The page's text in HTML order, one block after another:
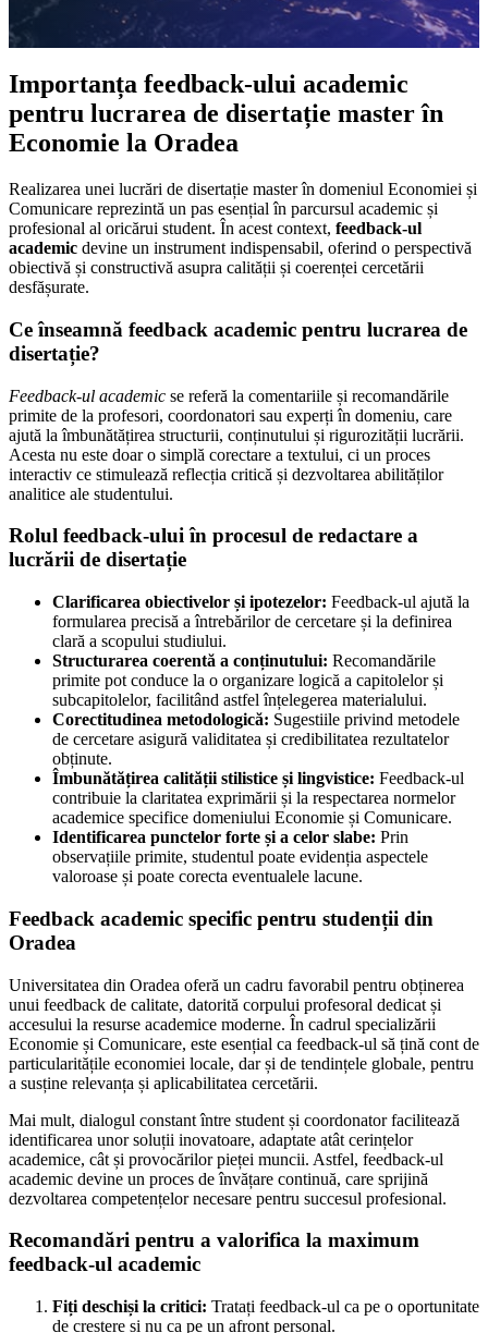
Importanța feedback-ului academic
pentru lucrarea de disertație master în
Economie la Oradea
Realizarea unei lucrări de disertație master în domeniul Economiei și
Comunicare reprezintă un pas esențial în parcursul academic și
profesional al oricărui student. În acest context, feedback-ul
academic devine un instrument indispensabil, oferind o perspectivă
obiectivă și constructivă asupra calității și coerenței cercetării
desfășurate.
Ce înseamnă feedback academic pentru lucrarea de
disertație?
Feedback-ul academic se referă la comentariile și recomandările
primite de la profesori, coordonatori sau experți în domeniu, care
ajută la îmbunătățirea structurii, conținutului și rigurozității lucrării.
Acesta nu este doar o simplă corectare a textului, ci un proces
interactiv ce stimulează reflecția critică și dezvoltarea abilităților
analitice ale studentului.
Rolul feedback-ului în procesul de redactare a
lucrării de disertație
Clarificarea obiectivelor și ipotezelor: Feedback-ul ajută la
formularea precisă a întrebărilor de cercetare și la definirea
clară a scopului studiului.
Structurarea coerentă a conținutului: Recomandările
primite pot conduce la o organizare logică a capitolelor și
subcapitolelor, facilitând astfel înțelegerea materialului.
Corectitudinea metodologică: Sugestiile privind metodele
de cercetare asigură validitatea și credibilitatea rezultatelor
obținute.
Îmbunătățirea calității stilistice și lingvistice: Feedback-ul
contribuie la claritatea exprimării și la respectarea normelor
academice specifice domeniului Economie și Comunicare.
Identificarea punctelor forte și a celor slabe: Prin
observațiile primite, studentul poate evidenția aspectele
valoroase și poate corecta eventualele lacune.
Feedback academic specific pentru studenții din
Oradea
Universitatea din Oradea oferă un cadru favorabil pentru obținerea
unui feedback de calitate, datorită corpului profesoral dedicat și
accesului la resurse academice moderne. În cadrul specializării
Economie și Comunicare, este esențial ca feedback-ul să țină cont de
particularitățile economiei locale, dar și de tendințele globale, pentru
a susține relevanța și aplicabilitatea cercetării.
Mai mult, dialogul constant între student și coordonator facilitează
identificarea unor soluții inovatoare, adaptate atât cerințelor
academice, cât și provocărilor pieței muncii. Astfel, feedback-ul
academic devine un proces de învățare continuă, care sprijină
dezvoltarea competențelor necesare pentru succesul profesional.
Recomandări pentru a valorifica la maximum
feedback-ul academic
Fiți deschiși la critici: Tratați feedback-ul ca pe o oportunitate
de creștere și nu ca pe un afront personal.